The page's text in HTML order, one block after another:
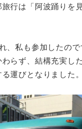
行は 「阿波踊りを
、私も参加したの
らず、結構充実し
運びとなりました。